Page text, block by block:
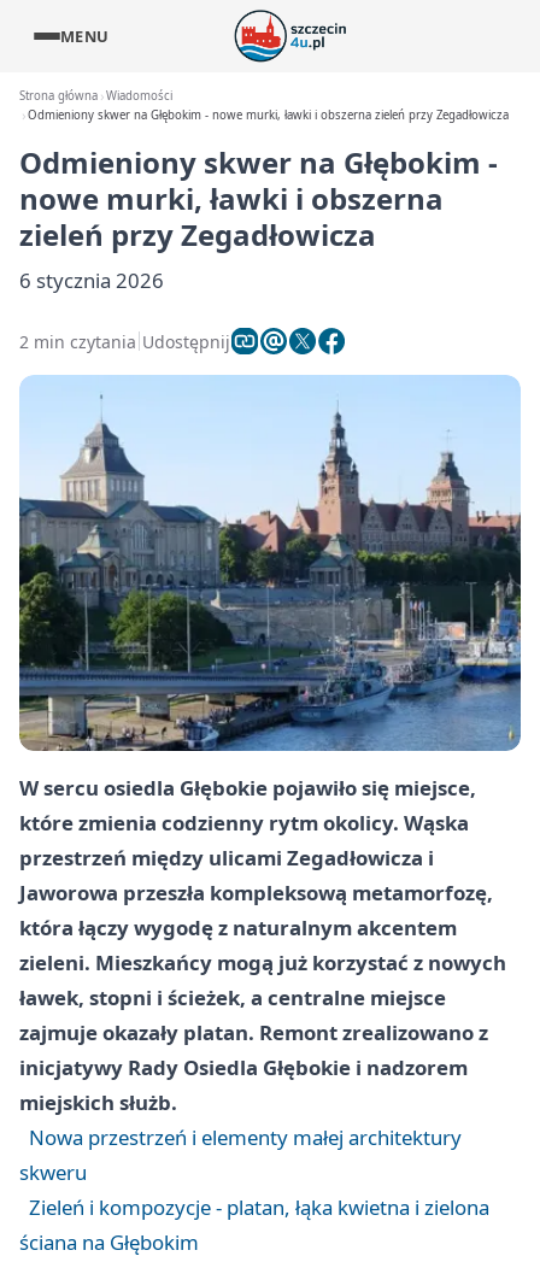
MENU
Strona główna Wiadomości
Odmieniony skwer na Głębokim - nowe murki, ławki i obszerna zieleń przy Zegadłowicza
Odmieniony skwer na Głębokim -
nowe murki, ławki i obszerna
zieleń przy Zegadłowicza
6 stycznia 2026
2 min czytania Udostępnij
W sercu osiedla Głębokie pojawiło się miejsce,
które zmienia codzienny rytm okolicy. Wąska
przestrzeń między ulicami Zegadłowicza i
Jaworowa przeszła kompleksową metamorfozę,
która łączy wygodę z naturalnym akcentem
zieleni. Mieszkańcy mogą już korzystać z nowych
ławek, stopni i ścieżek, a centralne miejsce
zajmuje okazały platan. Remont zrealizowano z
inicjatywy Rady Osiedla Głębokie i nadzorem
miejskich służb.
Nowa przestrzeń i elementy małej architektury
skweru
Zieleń i kompozycje - platan, łąka kwietna i zielona
ściana na Głębokim